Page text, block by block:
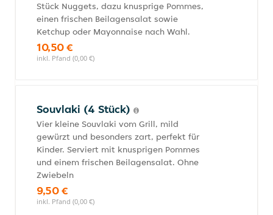
Stück Nuggets, dazu knusprige Pommes,
einen frischen Beilagensalat sowie
Ketchup oder Mayonnaise nach Wahl.
10,50 €
inkl. Pfand (0,00 €)
Souvlaki (4 Stück)
Vier kleine Souvlaki vom Grill, mild
gewürzt und besonders zart, perfekt für
Kinder. Serviert mit knusprigen Pommes
und einem frischen Beilagensalat. Ohne
Zwiebeln
9,50 €
inkl. Pfand (0,00 €)